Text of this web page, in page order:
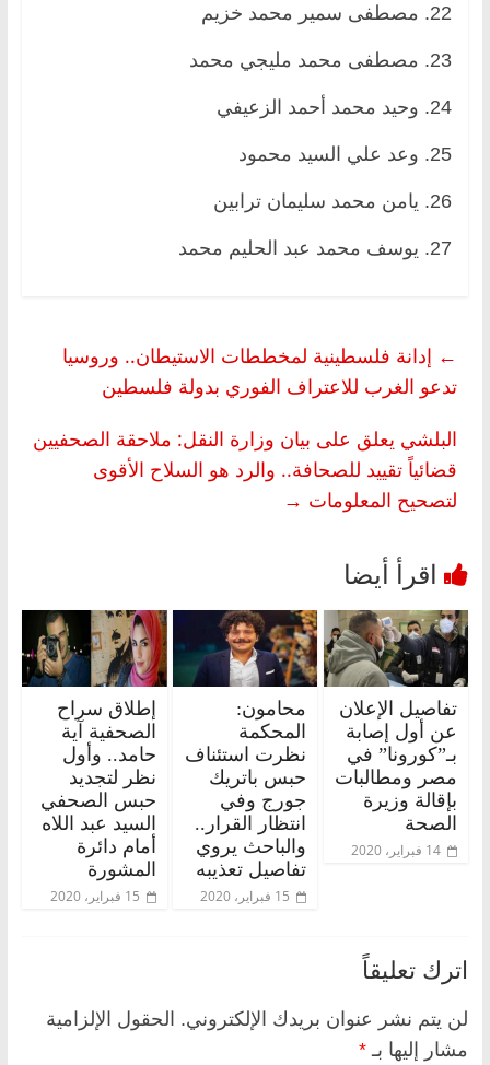
22. مصطفى سمير محمد خزيم
23. مصطفى محمد مليجي محمد
24. وحيد محمد أحمد الزعيفي
25. وعد علي السيد محمود
26. يامن محمد سليمان ترابين
27. يوسف محمد عبد الحليم محمد
← إدانة فلسطينية لمخططات الاستيطان.. وروسيا
تدعو الغرب للاعتراف الفوري بدولة فلسطين
البلشي يعلق على بيان وزارة النقل: ملاحقة الصحفيين
قضائياً تقييد للصحافة.. والرد هو السلاح الأقوى
لتصحيح المعلومات →
تفاصيل الإعلان
عن أول إصابة
بـ”كورونا” في
مصر ومطالبات
بإقالة وزيرة
الصحة
14 فبراير، 2020
محامون:
المحكمة
نظرت استئناف
حبس باتريك
جورج وفي
انتظار القرار..
والباحث يروي
تفاصيل تعذيبه
15 فبراير، 2020
إطلاق سراح
الصحفية آية
حامد.. وأول
نظر لتجديد
حبس الصحفي
السيد عبد اللاه
أمام دائرة
المشورة
15 فبراير، 2020
اترك تعليقاً
لن يتم نشر عنوان بريدك الإلكتروني. الحقول الإلزامية
مشار إليها بـ *